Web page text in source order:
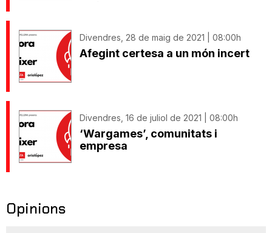
Divendres, 28 de maig de 2021 | 08:00h
Afegint certesa a un món incert
Divendres, 16 de juliol de 2021 | 08:00h
‘Wargames’, comunitats i
empresa
Opinions